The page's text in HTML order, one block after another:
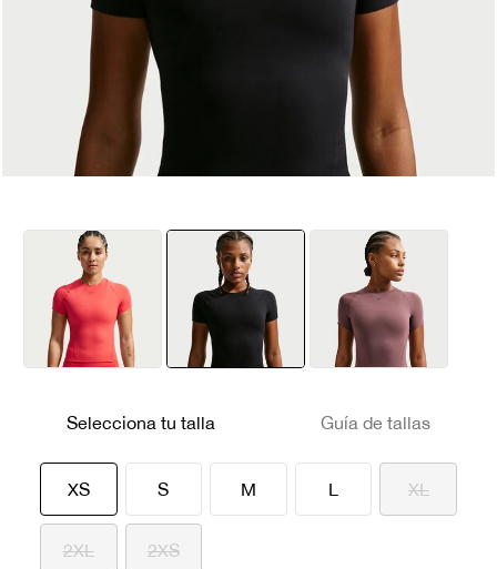
Selecciona tu talla Guía de tallas
XSseleccionado
S M L XL
2XL 2XS